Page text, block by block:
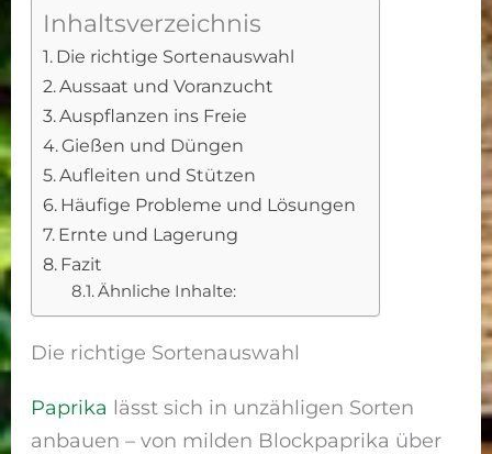
Inhaltsverzeichnis
Die richtige Sortenauswahl
Aussaat und Voranzucht
Auspflanzen ins Freie
Gießen und Düngen
Aufleiten und Stützen
Häufige Probleme und Lösungen
Ernte und Lagerung
Fazit
Ähnliche Inhalte:
Die richtige Sortenauswahl
Paprika lässt sich in unzähligen Sorten
anbauen – von milden Blockpaprika über